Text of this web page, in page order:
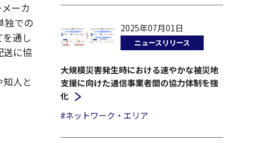
ーカ
独での
通し
送に協
人と
2025年07月01日
ニュースリリース
大規模災害発生時における速やかな被災地
支援に向けた通信事業者間の協力体制を強
化
#ネットワーク・エリア